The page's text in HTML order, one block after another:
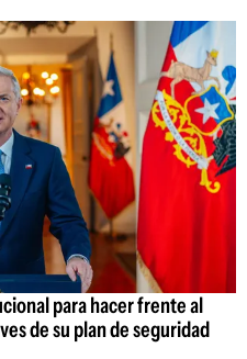
para hacer frente al
de su plan de seguridad